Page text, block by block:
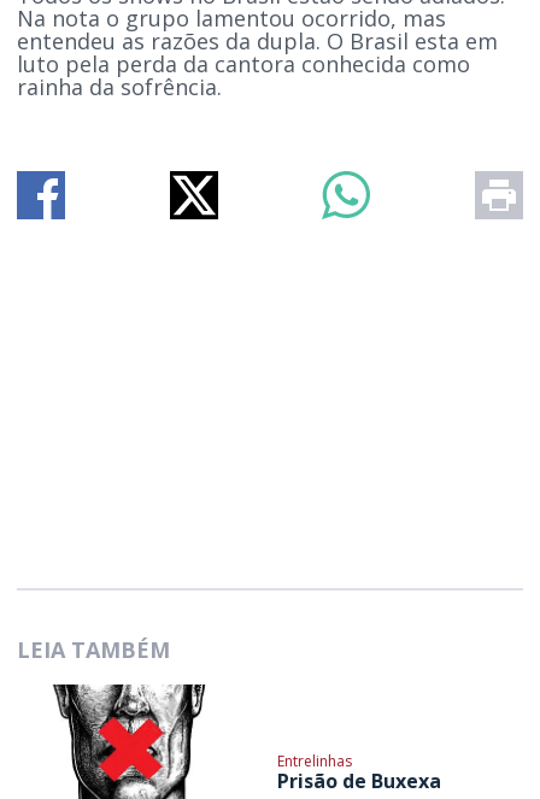
Na nota o grupo lamentou ocorrido, mas
entendeu as razões da dupla. O Brasil esta em
luto pela perda da cantora conhecida como
rainha da sofrência.
LEIA TAMBÉM
Entrelinhas
Prisão de Buxexa